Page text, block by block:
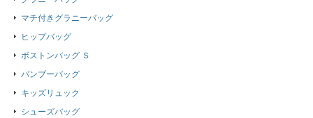
マチ付きグラニーバッグ
ヒップバッグ
ボストンバッグ Ｓ
バンブーバッグ
キッズリュック
シューズバッグ